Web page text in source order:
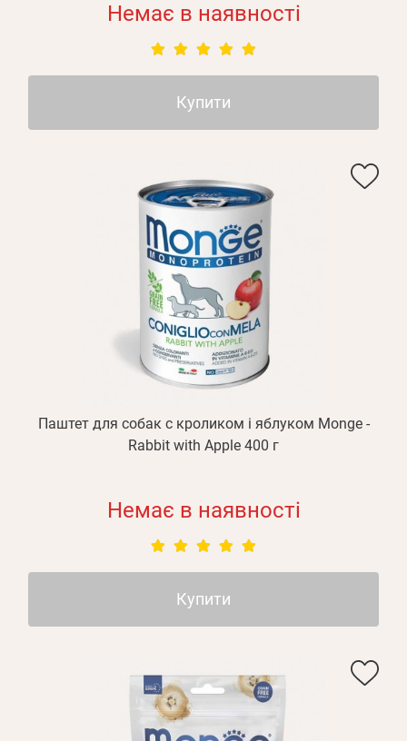
Немає в наявності
Купити
Паштет для собак с кроликом і яблуком Monge -
Rabbit with Apple 400 г
Немає в наявності
Купити